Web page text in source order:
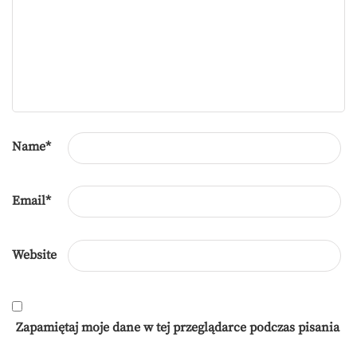
Name*
Email*
Website
Zapamiętaj moje dane w tej przeglądarce podczas pisania